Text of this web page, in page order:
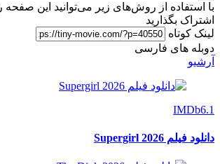
با استفاده از روش‌های زیر می‌توانید این صفحه
اشتراک بگذارید
لینک کوتاه
دوبله های فارسی
آرشیو
IMDb6.1
دانلود فیلم Supergirl 2026